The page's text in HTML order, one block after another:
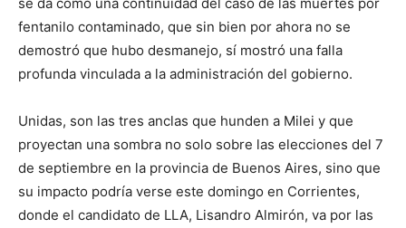
fentanilo contaminado, que sin bien por ahora no se
demostró que hubo desmanejo, sí mostró una falla
profunda vinculada a la administración del gobierno.
Unidas, son las tres anclas que hunden a Milei y que
proyectan una sombra no solo sobre las elecciones del 7
de septiembre en la provincia de Buenos Aires, sino que
su impacto podría verse este domingo en Corrientes,
donde el candidato de LLA, Lisandro Almirón, va por las